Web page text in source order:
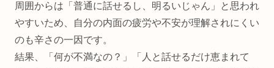
周囲からは「普通に話せるし、明るいじゃん」と思われ
やすいため、自分の内面の疲労や不安が理解されにくい
のも辛さの一因です。
結果、「何が不満なの？」「人と話せるだけ恵まれて